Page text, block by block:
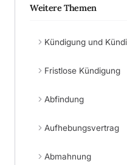
Weitere Themen
Kündigung und
Fristlose Kündigung
Abfindung
Aufhebungsvertrag
Abmahnung